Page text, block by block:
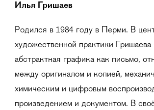
Илья Гришаев
Родился в 1984 году в Перми. В
художественной практики Гришаева
абстрактная графика как письмо,
между оригиналом и копией,
химическим и цифровым
произведением и документом. В